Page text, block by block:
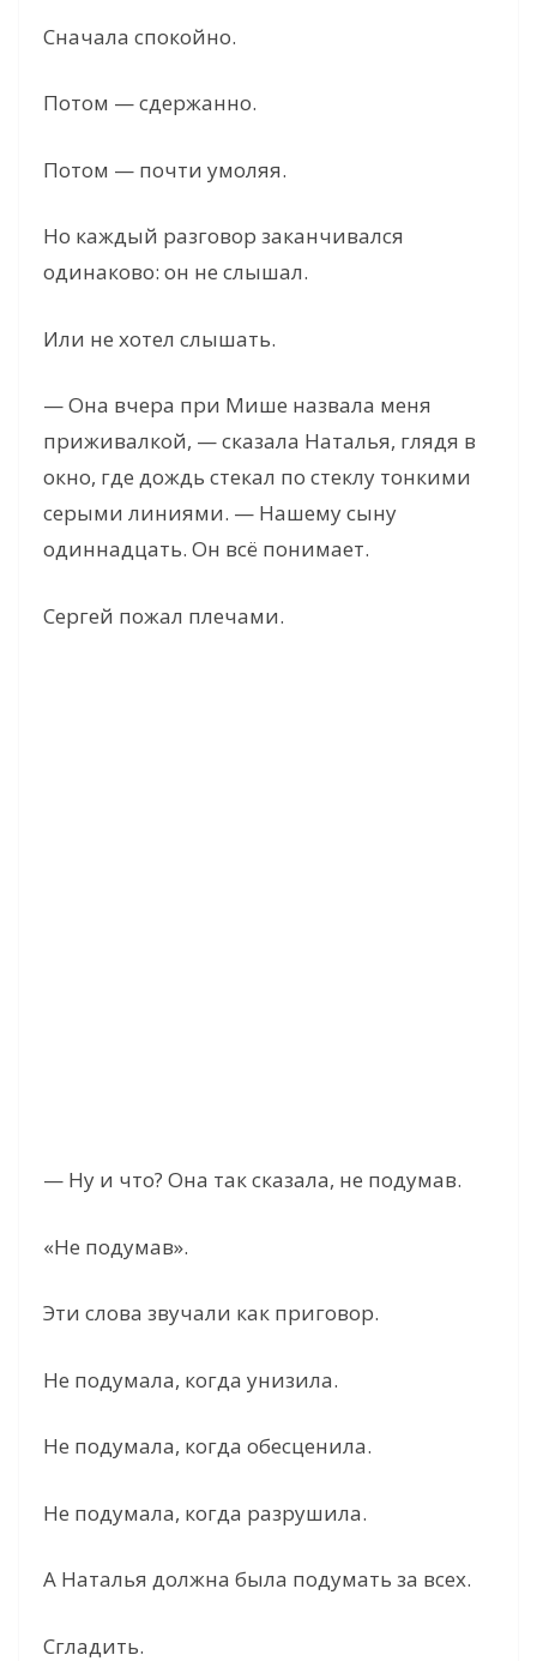
Сначала спокойно.
Потом — сдержанно.
Потом — почти умоляя.
Но каждый разговор заканчивался
одинаково: он не слышал.
Или не хотел слышать.
— Она вчера при Мише назвала меня
приживалкой, — сказала Наталья, глядя в
окно, где дождь стекал по стеклу тонкими
серыми линиями. — Нашему сыну
одиннадцать. Он всё понимает.
Сергей пожал плечами.
— Ну и что? Она так сказала, не подумав.
«Не подумав».
Эти слова звучали как приговор.
Не подумала, когда унизила.
Не подумала, когда обесценила.
Не подумала, когда разрушила.
А Наталья должна была подумать за всех.
Сгладить.